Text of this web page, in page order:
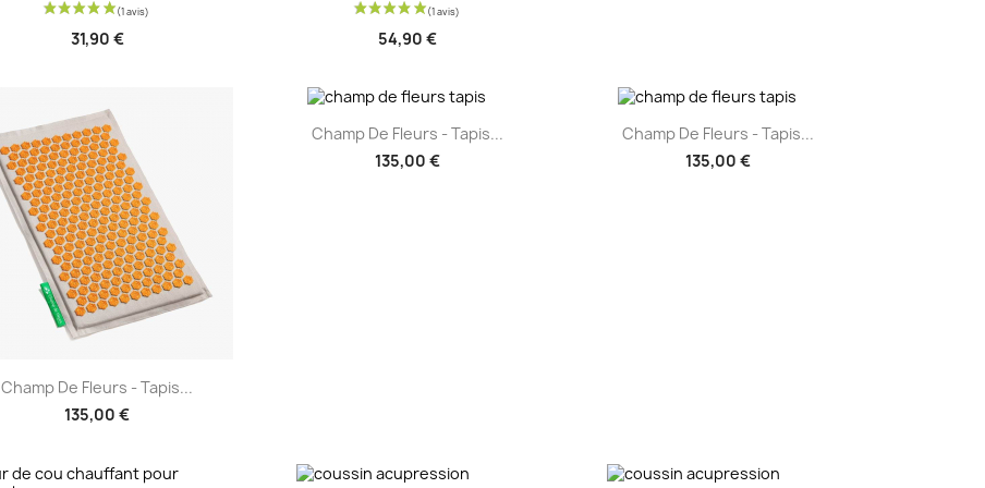
31,90 € 54,90 €
Aperçu rapide
Champ De Fleurs - Tapis...
135,00 €
Aperçu rapide
Champ De Fleurs - Tapis...
135,00 €
Aperçu rapide
Champ De Fleurs - Tapis...
135,00 €